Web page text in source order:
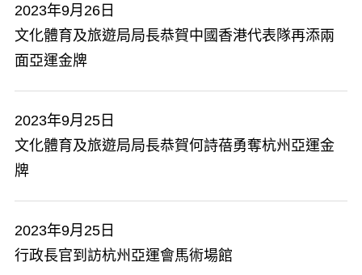
2023年9月26日
文化體育及旅遊局局長恭賀中國香港代表隊再添兩
面亞運金牌
2023年9月25日
文化體育及旅遊局局長恭賀何詩蓓勇奪杭州亞運金
牌
2023年9月25日
行政長官到訪杭州亞運會馬術場館